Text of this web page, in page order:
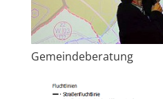
Gemeindeberatung